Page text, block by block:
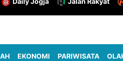
EKONOMI PARIWISATA